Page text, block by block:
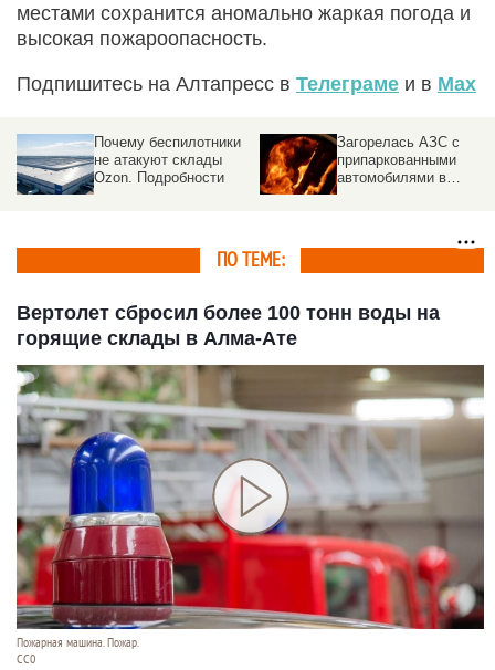
местами сохранится аномально жаркая погода и
высокая пожароопасность.
Подпишитесь на Алтапресс в Телеграме и в Max
Почему беспилотники
не атакуют склады
Ozon. Подробности
Загорелась АЗС с
припаркованными
автомобилями в
ПО ТЕМЕ:
Вертолет сбросил более 100 тонн воды на
горящие склады в Алма-Ате
Пожарная машина. Пожар.
СС0